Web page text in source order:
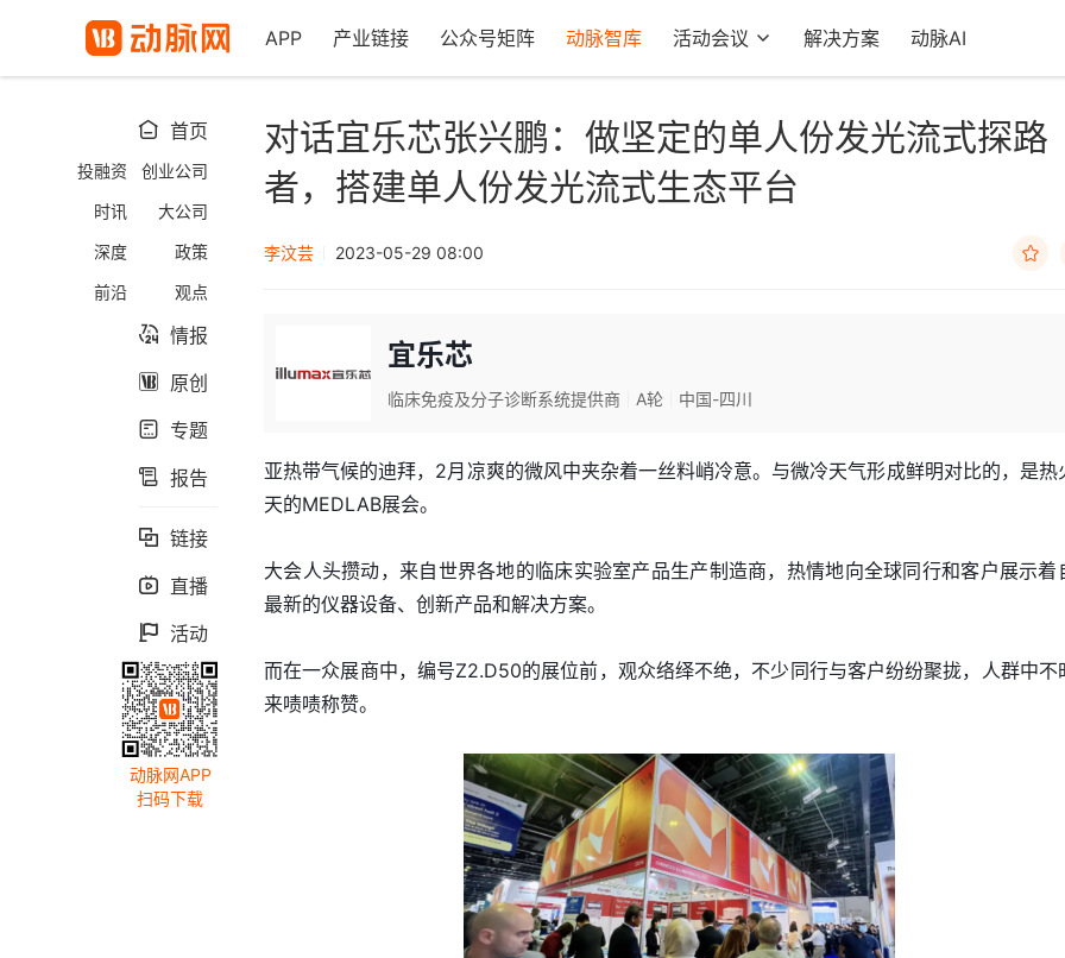
APP 产业链接 公众号矩阵 动脉智库 活动会议 解决方案 动脉AI
 首页
投融资
创业公司
时讯
大公司
深度
政策
前沿
观点
 情报
 原创
 专题
 报告
 链接
 直播
 活动
动脉网APP
扫码下载
对话宜乐芯张兴鹏：做坚定的单人份发光流式探路
者，搭建单人份发光流式生态平台
李汶芸 2023-05-29 08:00 
宜乐芯
临床免疫及分子诊断系统提供商 A轮 中国-四川
亚热带气候的迪拜，2月凉爽的微风中夹杂着一丝料峭冷意。与微冷天气形成鲜明对比的，是热
天的MEDLAB展会。
大会人头攒动，来自世界各地的临床实验室产品生产制造商，热情地向全球同行和客户展示着
最新的仪器设备、创新产品和解决方案。
而在一众展商中，编号Z2.D50的展位前，观众络绎不绝，不少同行与客户纷纷聚拢，人群中不
来啧啧称赞。